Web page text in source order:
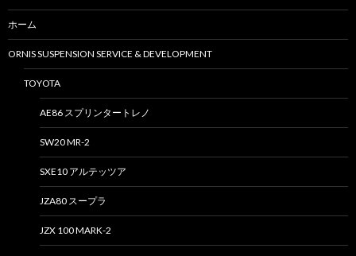
ホーム
ORNIS SUSPENSION SERVICE & DEVELOPMENT
TOYOTA
AE86 スプリンタートレノ
SW20 MR-2
SXE10 アルテッツア
JZA80 スープラ
JZX 100 MARK-2